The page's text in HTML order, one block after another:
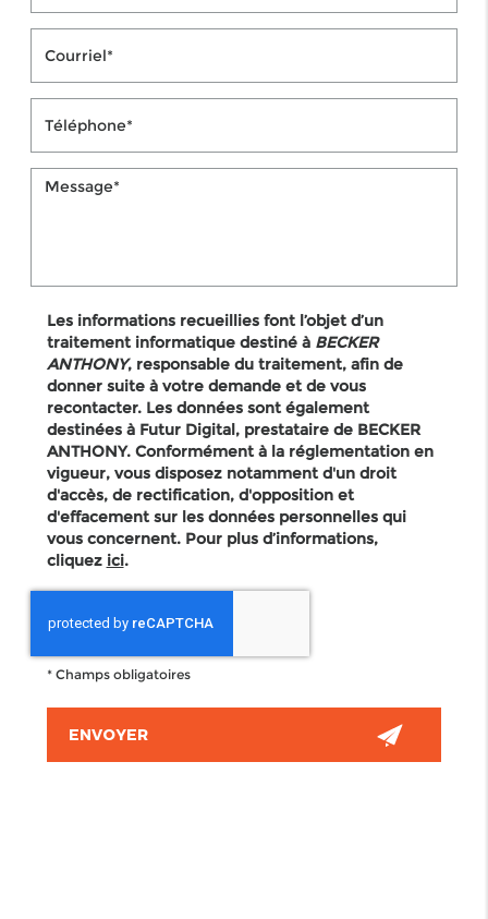
Les informations recueillies font l’objet d’un
traitement informatique destiné àBECKER
ANTHONY, responsable du traitement, afin de
donner suite à votre demande et de vous
recontacter. Les données sont également
destinées à Futur Digital, prestataire de BECKER
ANTHONY. Conformément à la réglementation en
vigueur, vous disposez notamment d'un droit
d'accès, de rectification, d'opposition et
d'effacement sur les données personnelles qui
vous concernent. Pour plus d’informations,
cliquez ici.
* Champs obligatoires